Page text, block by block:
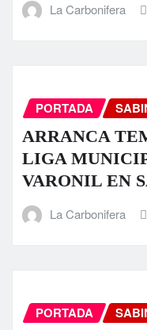
La Carbonifera
PORTADA
ARRANCA
LIGA
VARONIL EN
La Carbonifera
PORTADA